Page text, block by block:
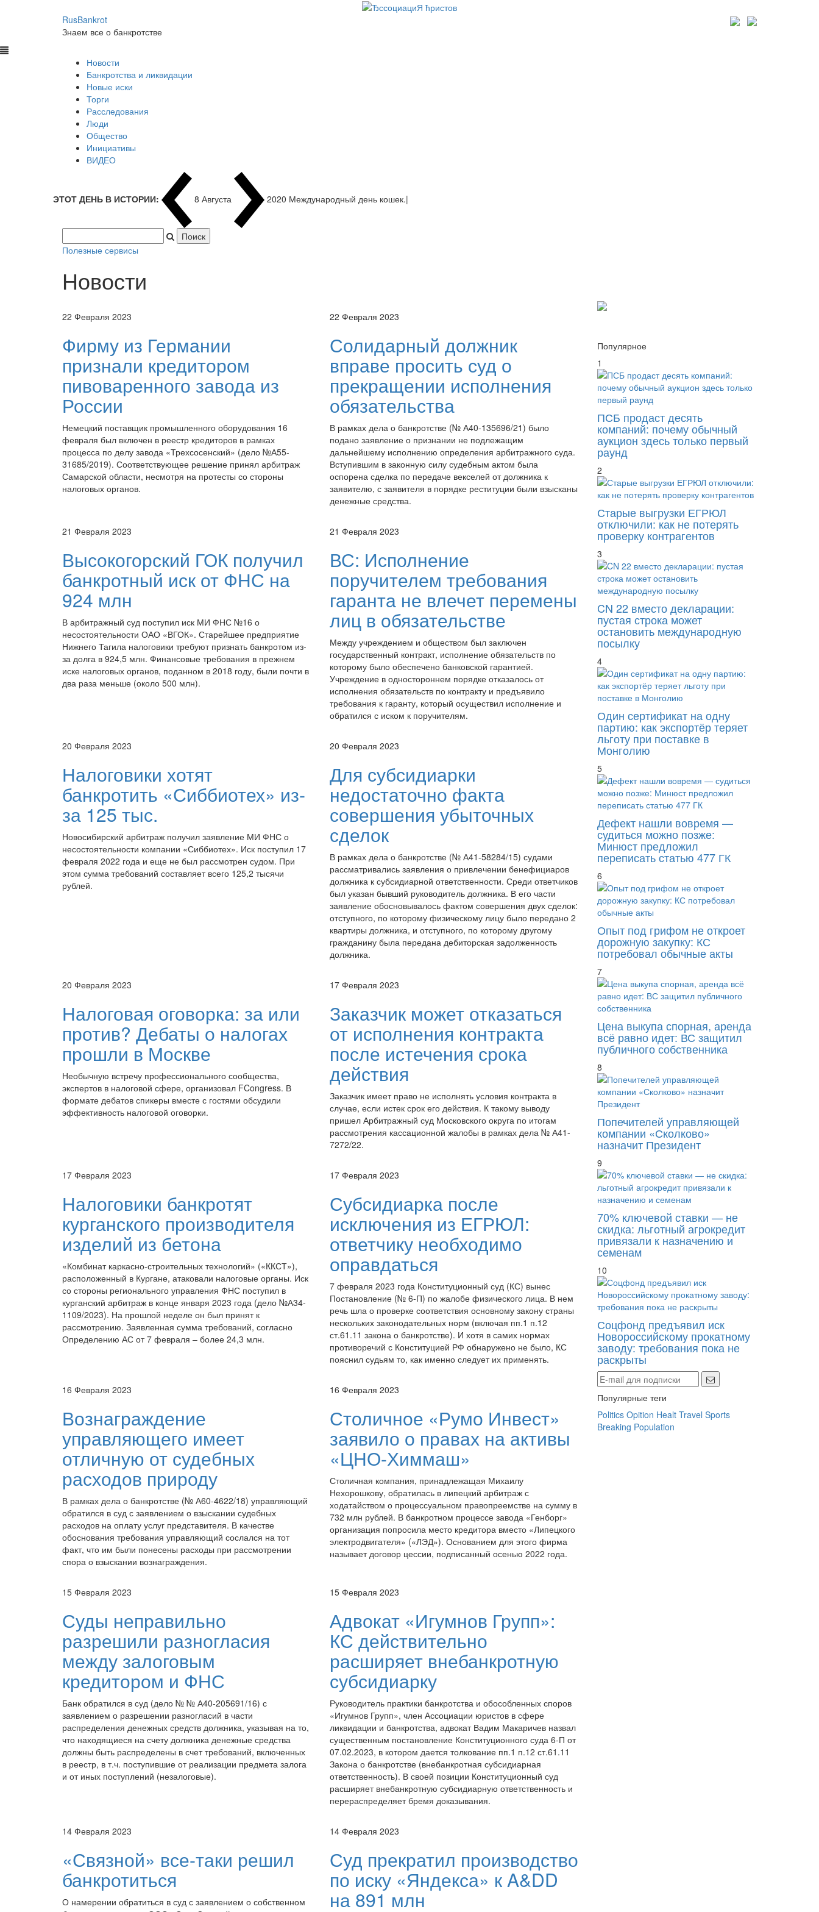
RusBankrot
Знаем все о банкротстве
Новости
Банкротства и ликвидации
Новые иски
Торги
Расследования
Люди
Общество
Инициативы
ВИДЕО
ЭТОТ ДЕНЬ В ИСТОРИИ: 8 Августа 1937 Япония захватила Пекин.|
Полезные сервисы
Новости
22 Февраля 2023
Фирму из Германии
признали кредитором
пивоваренного завода из
России
Немецкий поставщик промышленного оборудования 16
февраля был включен в реестр кредиторов в рамках
процесса по делу завода «Трехсосенский» (дело №А55-
31685/2019). Соответствующее решение принял арбитраж
Самарской области, несмотря на протесты со стороны
налоговых органов.
22 Февраля 2023
Солидарный должник
вправе просить суд о
прекращении исполнения
обязательства
В рамках дела о банкротстве (№ А40-135696/21) было
подано заявление о признании не подлежащим
дальнейшему исполнению определения арбитражного суда.
Вступившим в законную силу судебным актом была
оспорена сделка по передаче векселей от должника к
заявителю, с заявителя в порядке реституции были взысканы
денежные средства.
21 Февраля 2023
Высокогорский ГОК получил
банкротный иск от ФНС на
924 млн
В арбитражный суд поступил иск МИ ФНС №16 о
несостоятельности ОАО «ВГОК». Старейшее предприятие
Нижнего Тагила налоговики требуют признать банкротом из-
за долга в 924,5 млн. Финансовые требования в прежнем
иске налоговых органов, поданном в 2018 году, были почти в
два раза меньше (около 500 млн).
21 Февраля 2023
ВС: Исполнение
поручителем требования
гаранта не влечет перемены
лиц в обязательстве
Между учреждением и обществом был заключен
государственный контракт, исполнение обязательств по
которому было обеспечено банковской гарантией.
Учреждение в одностороннем порядке отказалось от
исполнения обязательств по контракту и предъявило
требования к гаранту, который осуществил исполнение и
обратился с иском к поручителям.
20 Февраля 2023
Налоговики хотят
банкротить «Сиббиотех» из-
за 125 тыс.
Новосибирский арбитраж получил заявление МИ ФНС о
несостоятельности компании «Сиббиотех». Иск поступил 17
февраля 2022 года и еще не был рассмотрен судом. При
этом сумма требований составляет всего 125,2 тысячи
рублей.
20 Февраля 2023
Для субсидиарки
недостаточно факта
совершения убыточных
сделок
В рамках дела о банкротстве (№ А41-58284/15) судами
рассматривались заявления о привлечении бенефициаров
должника к субсидиарной ответственности. Среди ответчиков
был указан бывший руководитель должника. В его части
заявление обосновывалось фактом совершения двух сделок:
отступного, по которому физическому лицу было передано 2
квартиры должника, и отступного, по которому другому
гражданину была передана дебиторская задолженность
должника.
20 Февраля 2023
Налоговая оговорка: за или
против? Дебаты о налогах
прошли в Москве
Необычную встречу профессионального сообщества,
экспертов в налоговой сфере, организовал FCongress. В
формате дебатов спикеры вместе с гостями обсудили
эффективность налоговой оговорки.
17 Февраля 2023
Заказчик может отказаться
от исполнения контракта
после истечения срока
действия
Заказчик имеет право не исполнять условия контракта в
случае, если истек срок его действия. К такому выводу
пришел Арбитражный суд Московского округа по итогам
рассмотрения кассационной жалобы в рамках дела № А41-
7272/22.
17 Февраля 2023
Налоговики банкротят
курганского производителя
изделий из бетона
«Комбинат каркасно-строительных технологий» («ККСТ»),
расположенный в Кургане, атаковали налоговые органы. Иск
со стороны регионального управления ФНС поступил в
курганский арбитраж в конце января 2023 года (дело №А34-
1109/2023). На прошлой неделе он был принят к
рассмотрению. Заявленная сумма требований, согласно
Определению АС от 7 февраля – более 24,3 млн.
17 Февраля 2023
Субсидиарка после
исключения из ЕГРЮЛ:
ответчику необходимо
оправдаться
7 февраля 2023 года Конституционный суд (КС) вынес
Постановление (№ 6-П) по жалобе физического лица. В нем
речь шла о проверке соответствия основному закону страны
нескольких законодательных норм (включая пп.1 п.12
ст.61.11 закона о банкротстве). И хотя в самих нормах
противоречий с Конституцией РФ обнаружено не было, КС
пояснил судьям то, как именно следует их применять.
16 Февраля 2023
Вознаграждение
управляющего имеет
отличную от судебных
расходов природу
В рамках дела о банкротстве (№ А60-4622/18) управляющий
обратился в суд с заявлением о взыскании судебных
расходов на оплату услуг представителя. В качестве
обоснования требования управляющий сослался на тот
факт, что им были понесены расходы при рассмотрении
спора о взыскании вознаграждения.
16 Февраля 2023
Столичное «Румо Инвест»
заявило о правах на активы
«ЦНО-Химмаш»
Столичная компания, принадлежащая Михаилу
Нехорошкову, обратилась в липецкий арбитраж с
ходатайством о процессуальном правопреемстве на сумму в
732 млн рублей. В банкротном процессе завода «Генборг»
организация попросила место кредитора вместо «Липецкого
электродвигателя» («ЛЭД»). Основанием для этого фирма
называет договор цессии, подписанный осенью 2022 года.
15 Февраля 2023
Суды неправильно
разрешили разногласия
между залоговым
кредитором и ФНС
Банк обратился в суд (дело № № А40-205691/16) с
заявлением о разрешении разногласий в части
распределения денежных средств должника, указывая на то,
что находящиеся на счету должника денежные средства
должны быть распределены в счет требований, включенных
в реестр, в т.ч. поступившие от реализации предмета залога
и от иных поступлений (незалоговые).
15 Февраля 2023
Адвокат «Игумнов Групп»:
КС действительно
расширяет внебанкротную
субсидиарку
Руководитель практики банкротства и обособленных споров
«Игумнов Групп», член Ассоциации юристов в сфере
ликвидации и банкротства, адвокат Вадим Макаричев назвал
существенным постановление Конституционного суда 6-П от
07.02.2023, в котором дается толкование пп.1 п.12 ст.61.11
Закона о банкротстве (внебанкротная субсидиарная
ответственность). В своей позиции Конституционный суд
расширяет внебанкротную субсидиарную ответственность и
перераспределяет бремя доказывания.
14 Февраля 2023
«Связной» все-таки решил
банкротиться
О намерении обратиться в суд с заявлением о собственном
14 Февраля 2023
Суд прекратил производство
по иску «Яндекса» к A&DD
на 891 млн
Популярное
1
ПСБ продаст десять
компаний: почему обычный
аукцион здесь только первый
раунд
2
Старые выгрузки ЕГРЮЛ
отключили: как не потерять
проверку контрагентов
3
CN 22 вместо декларации:
пустая строка может
остановить международную
посылку
4
Один сертификат на одну
партию: как экспортёр теряет
льготу при поставке в
Монголию
5
Дефект нашли вовремя —
судиться можно позже:
Минюст предложил
переписать статью 477 ГК
6
Опыт под грифом не откроет
дорожную закупку: КС
потребовал обычные акты
7
Цена выкупа спорная, аренда
всё равно идет: ВС защитил
публичного собственника
8
Попечителей управляющей
компании «Сколково»
назначит Президент
9
70% ключевой ставки — не
скидка: льготный агрокредит
привязали к назначению и
семенам
10
Соцфонд предъявил иск
Новороссийскому прокатному
заводу: требования пока не
раскрыты
Популярные теги
Politics Opition Healt Travel Sports
Breaking Population